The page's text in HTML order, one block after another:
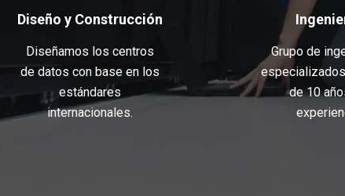
Diseño y Construcción
Diseñamos los centros
de datos con base en los
estándares
internacionales.
Grupo de
de 10